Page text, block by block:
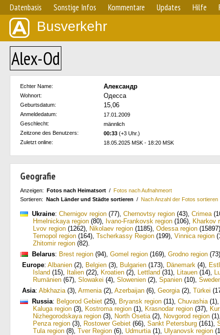
Datenbasis Sonstige Infos Kommentare Updates Hilfe
Busverkehr
Alex-Od
Echter Name: Александр
Wohnort: Одесса
Geburtsdatum: 15,06
Anmeldedatum:
17.01.2009
Geschlecht:
männlich
Zeitzone des Benutzers:
00:33 (+3 Uhr.)
Zuletzt online:
18.05.2025 MSK - 18:20 MSK
Geografie
Anzeigen: Fotos nach Heimatsort / Fotos nach Aufnahmeort
Sortieren: Nach Länder und Städte sortieren / Nach Anzahl der Fotos sortieren
Ukraine: Chernigov region (77), Chernovtsy region (43), Crimea
Hmelnickaya region (80), Ivano-Frankovsk region (106), Kharkov
Lvov region (1262), Nikolaev region (1185), Odessa region (15897)
Ternopol region (164), Tscherkassy Region (199), Vinnica region
Zhitomir region (82).
Belarus: Brest region (94), Gomel region (169), Grodno region (73)
Europe: Albanien (2), Belgien (3), Bulgarien (173), Dänemark (4),
Island (15), Italien (22), Kroatien (2), Lettland (31), Litauen (14),
Rumänien (67), Slowakei (4), Slowenien (2), Spanien (10),
Asia: Abkhazia(3), Armenia(2), Azerbaijan (6), Georgia(2), Türkei
Russia: Belgorod Gebiet (25), Bryansk region (11), Chuvashia(1)
Kaluga region (3), Kostroma region (1), Krasnodar region (37),
Nizhegorodskaya region (3), North Osetia(2), Novgorod region (1)
Penza region (3), Rostower Gebiet (66), Sankt Petersburg (161),
Tula region (8), Tver Region (6), Udmurtia(1), Ulyanovsk region